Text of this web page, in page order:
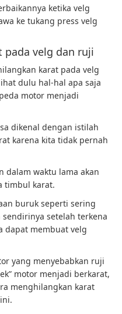
ketika velg
ke tukang press velg
pada velg dan ruji
karat pada velg
dulu hal-hal apa saja
motor menjadi
dikenal dengan istilah
karena kita tidak pernah
dalam waktu lama akan
timbul karat.
buruk seperti sering
setelah terkena
dapat membuat velg
yang menyebabkan ruji
motor menjadi berkarat,
menghilangkan karat